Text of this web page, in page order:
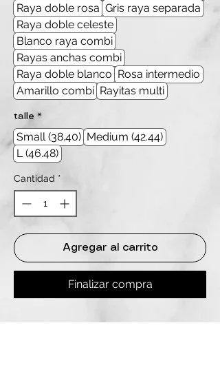
Raya doble rosa Gris raya separada
Raya doble celeste
Blanco raya combi
Rayas anchas combi
Raya doble blanco Rosa intermedio
Amarillo combi Rayitas multi
talle *
Small (38.40) Medium (42.44)
L (46.48)
Cantidad *
Agregar al carrito
Finalizar compra